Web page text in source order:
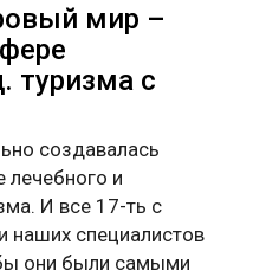
мир –
туризма с
создавалась
лечебного и
И все 17-ть с
наших специалистов
они были самыми